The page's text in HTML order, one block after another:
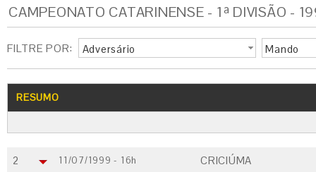
CAMPEONATO CATARINENSE - 1ª DIVISÃO -
FILTRE POR: Adversário Mando
RESUMO
2 11/07/1999 - 16h CRICIÚMA